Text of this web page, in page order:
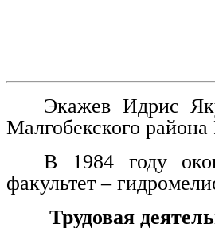
Экажев Идрис
Малгобекского
В 1984 году
факультет –
Трудовая